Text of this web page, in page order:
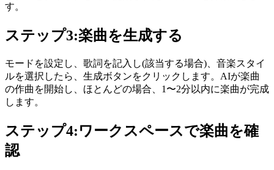
す。
ステップ3:楽曲を生成する
モードを設定し、歌詞を記入し(該当する場合)、音楽スタイ
ルを選択したら、生成ボタンをクリックします。AIが楽曲
の作曲を開始し、ほとんどの場合、1〜2分以内に楽曲が完成
します。
ステップ4:ワークスペースで楽曲を確
認